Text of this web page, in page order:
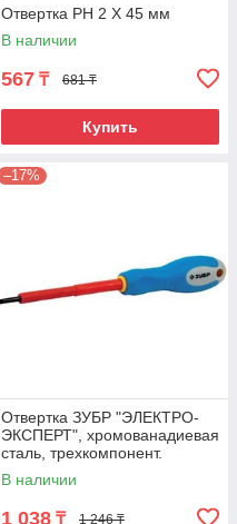
Отвертка PH 2 Х 45 мм
В наличии
567 ₸ 681 ₸
Купить
–17%
Отвертка ЗУБР "ЭЛЕКТРО-
ЭКСПЕРТ", хромованадиевая
сталь, трехкомпонент.
рукоятка, высоковольтная до
~1000В, SL
В наличии
1 038 ₸ 1 246 ₸